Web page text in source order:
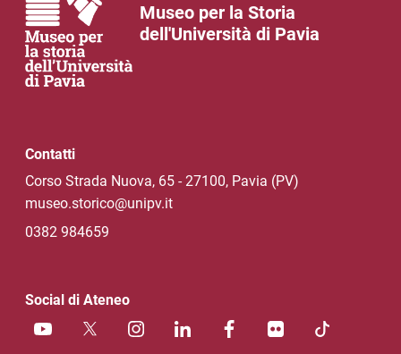
Museo per la Storia
dell'Università di Pavia
Contatti
Corso Strada Nuova, 65 - 27100, Pavia (PV)
museo.storico@unipv.it
0382 984659
Social di Ateneo